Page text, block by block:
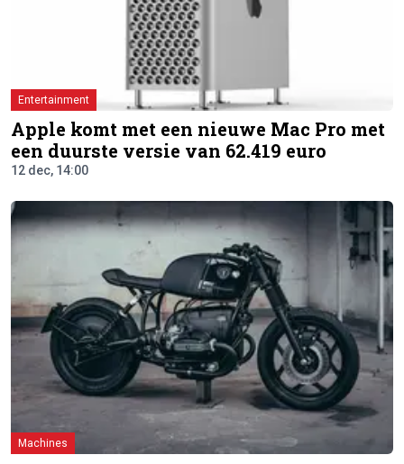
Entertainment
Apple komt met een nieuwe Mac Pro met
een duurste versie van 62.419 euro
12 dec, 14:00
Machines